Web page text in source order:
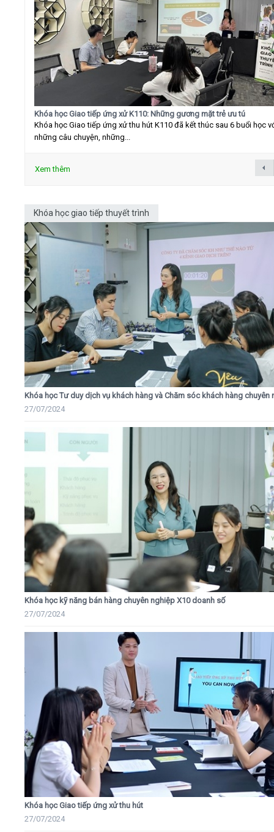
Khóa học Giao tiếp ứng xử K110: Những gương mặt trẻ ưu tú
Khóa học Giao tiếp ứng xử thu hút K110 đã kết thúc sau 6 buổi học
những câu chuyện, những...
Xem thêm
Khóa học giao tiếp thuyết trình
Khóa học Tư duy dịch vụ khách hàng và Chăm sóc khách hàng chuyên
27/07/2024
Khóa học kỹ năng bán hàng chuyên nghiệp X10 doanh số
27/07/2024
Khóa học Giao tiếp ứng xử thu hút
27/07/2024